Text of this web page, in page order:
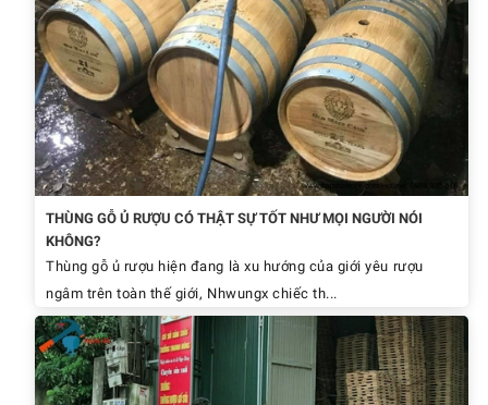
THÙNG GỖ Ủ RƯỢU CÓ THẬT SỰ TỐT NHƯ MỌI NGƯỜI NÓI
KHÔNG?
Thùng gỗ ủ rượu hiện đang là xu hướng của giới yêu rượu
ngâm trên toàn thế giới, Nhwungx chiếc th...